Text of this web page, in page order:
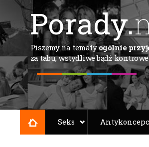
Porady.
Piszemy na tematyogólnie
za tabu, wstydliwe bądź
Seks